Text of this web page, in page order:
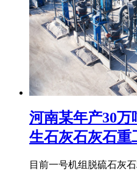
河南某年产30万
生石灰石灰石重
目前一号机组脱硫石灰